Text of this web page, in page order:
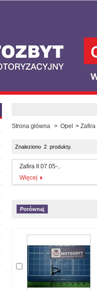
Strona główna > Opel > Zafira
Znaleziono 2 produkty.
Zafira II 07.05-..
Więcej